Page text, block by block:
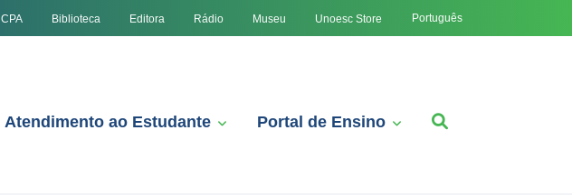
CPA Biblioteca Editora Rádio Museu Unoesc Store Português
Atendimento ao Estudante Portal de Ensino